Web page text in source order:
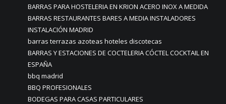
BARRAS PARA HOSTELERIA EN KRION ACERO INOX A MEDIDA
BARRAS RESTAURANTES BARES A MEDIA INSTALADORES
INSTALACIÓN MADRID
barras terrazas azoteas hoteles discotecas
BARRAS Y ESTACIONES DE COCTELERIA CÓCTEL COCKTAIL EN
ESPAÑA
bbq madrid
BBQ PROFESIONALES
BODEGAS PARA CASAS PARTICULARES